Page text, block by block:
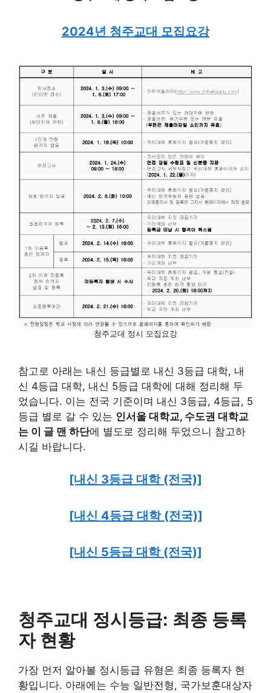
2024년 청주교대 모집요강
청주교대 정시 모집요강
참고로 아래는 내신 등급별로 내신 3등급 대학, 내
신 4등급 대학, 내신 5등급 대학에 대해 정리해 두
었습니다. 이는 전국 기준이며 내신 3등급, 4등급, 5
등급 별로 갈 수 있는 인서울 대학교, 수도권 대학교
는 이 글 맨 하단에 별도로 정리해 두었으니 참고하
시길 바랍니다.
[내신 3등급 대학 (전국)]
[내신 4등급 대학 (전국)]
[내신 5등급 대학 (전국)]
청주교대 정시등급: 최종 등록
자 현황
가장 먼저 알아볼 정시등급 유형은 최종 등록자 현
황입니다. 아래에는 수능 일반전형, 국가보훈대상자